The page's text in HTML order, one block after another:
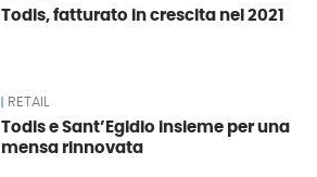
Todis, fatturato in crescita nel 2021
RETAIL
Todis e Sant’Egidio insieme per una
mensa rinnovata